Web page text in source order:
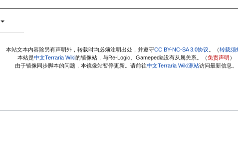
本站文本内容除另有声明外，转载时均必须注明出处，并遵守CC BY-NC-SA 3.0协议 。（转载须
本站是中文Terraria Wiki的镜像站，与Re-Logic、Gamepedia没有从属关系。（免责声明 ）
由于镜像同步脚本的问题，本镜像站暂停更新。请前往中文Terraria Wiki源站访问最新信息。